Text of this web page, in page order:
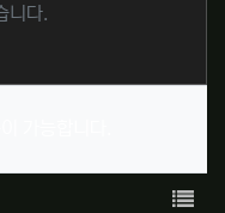
니다.
목록